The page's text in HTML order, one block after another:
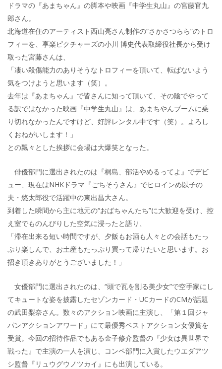
ドラマの『あまちゃん』の脚本や映画『中学生丸山』の宮藤官九
郎さん。
北海道在住のアーティスト西山亮さん制作の“さかさつらら”のトロ
フィーを、享楽ピクチャーズの小川 博史代表取締役社長から受け
取った宮藤さんは、
「凄い殺傷能力のありそうなトロフィーを頂いて、転ばないよう
気をつけようと思います（笑）。
去年は『あまちゃん』で皆さんに知って頂いて、その陰でやって
る訳ではなかった映画『中学生丸山』は、あまちやんブームに乗
り切れなかったんですけど、好評レンタル中です（笑）。よろし
くおねがいします！」
との飄々とした挨拶に会場は大爆笑となった。
俳優部門に選出されたのは『桐島、部活やめるってよ』でデビ
ュー、現在はNHKドラマ『ごちそうさん』でヒロインめ以子の
夫・悠太郎役で活躍中の東出昌大さん。
到着した瞬間から主に地元の“おばちゃんたち”に大歓迎を受け、控
え室でものんびりした空気に浸ったと語り、
「滞在出来る短い時間ですが、夕飯もお酒も人々との会話もたっ
ぷり楽しんで、お土産もたっぷり買って帰りたいと思います。お
招き頂きありがとうございました！」
女優部門に選出されたのは、“頭で瓦を割る美少女”で空手家にし
てキュートな姿を披露したセゾンカード・UCカードのCMが話題
の武田梨奈さん。数々のアクション映画に主演し、「第１回ジャ
パンアクションアワード」にて最優秀ベストアクション女優賞を
受賞。今回の招待作品でもある金子修介監督の『少女は異世界で
戦った』で主演の一人を演じ、コンペ部門に入賞したウエダアツ
シ監督『リュウグウノツカイ』にも出演している。